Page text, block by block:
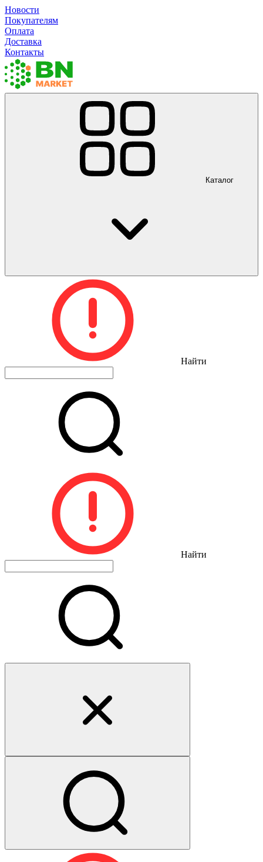
Новости
Покупателям
Оплата
Доставка
Контакты
Каталог
Найти
Найти